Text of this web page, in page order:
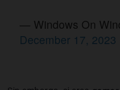
— Windows On
December 17, 2023